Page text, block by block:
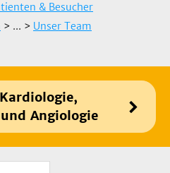
& Besucher
> ... > Unser Team
Angiologie